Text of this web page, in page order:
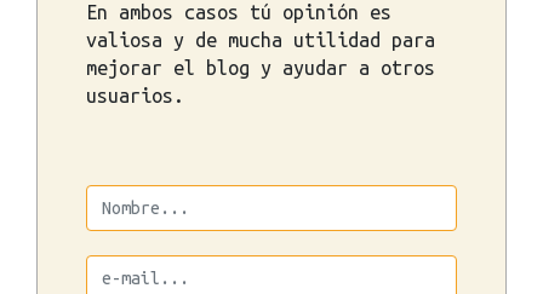
En ambos casos tú opinión es
valiosa y de mucha utilidad para
mejorar el blog y ayudar a otros
usuarios.